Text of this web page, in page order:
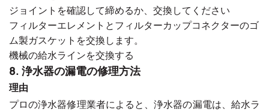
ジョイントを確認して締めるか、交換してください
フィルターエレメントとフィルターカップコネクターのゴ
ム製ガスケットを交換します。
機械の給水ラインを交換する
8. 浄水器の漏電の修理方法
理由
プロの浄水器修理業者によると、浄水器の漏電は、給水ラ